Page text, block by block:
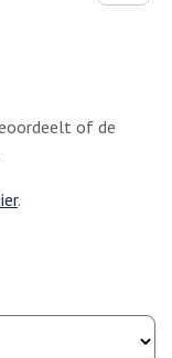
of de
.